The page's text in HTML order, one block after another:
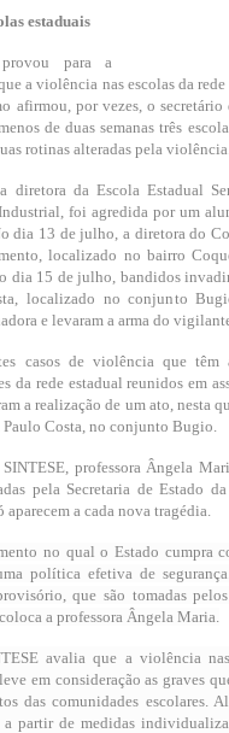
estaduais
para a
a violência nas escolas da
afirmou, por vezes, o secretário
de duas semanas três
rotinas alteradas pela violência.
da Escola Estadual
foi agredida por um
dia 13 de julho, a diretora do
localizado no bairro
dia 15 de julho, bandidos
localizado no conjunto
e levaram a arma do
casos de violência que
da rede estadual reunidos em
a realização de um ato, nesta
Costa, no conjunto Bugio.
professora Ângela
pela Secretaria de Estado
a cada nova tragédia.
no qual o Estado cumpra
política efetiva de
que são tomadas
a professora Ângela Maria.
avalia que a violência
em consideração as graves
das comunidades escolares.
partir de medidas